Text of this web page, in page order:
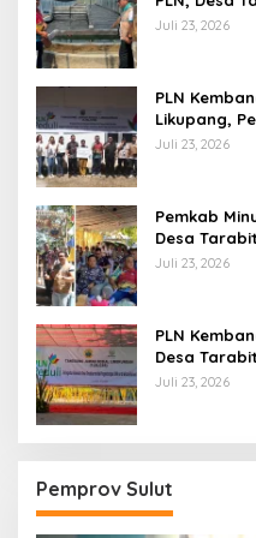
Pangan
Juli 23, 2026
PLN
Likupang,
Ekonomi
Juli 23, 2026
Pemkab
Desa
Juli 23, 2026
PLN
Desa
Juli 23, 2026
Pemprov Sulut